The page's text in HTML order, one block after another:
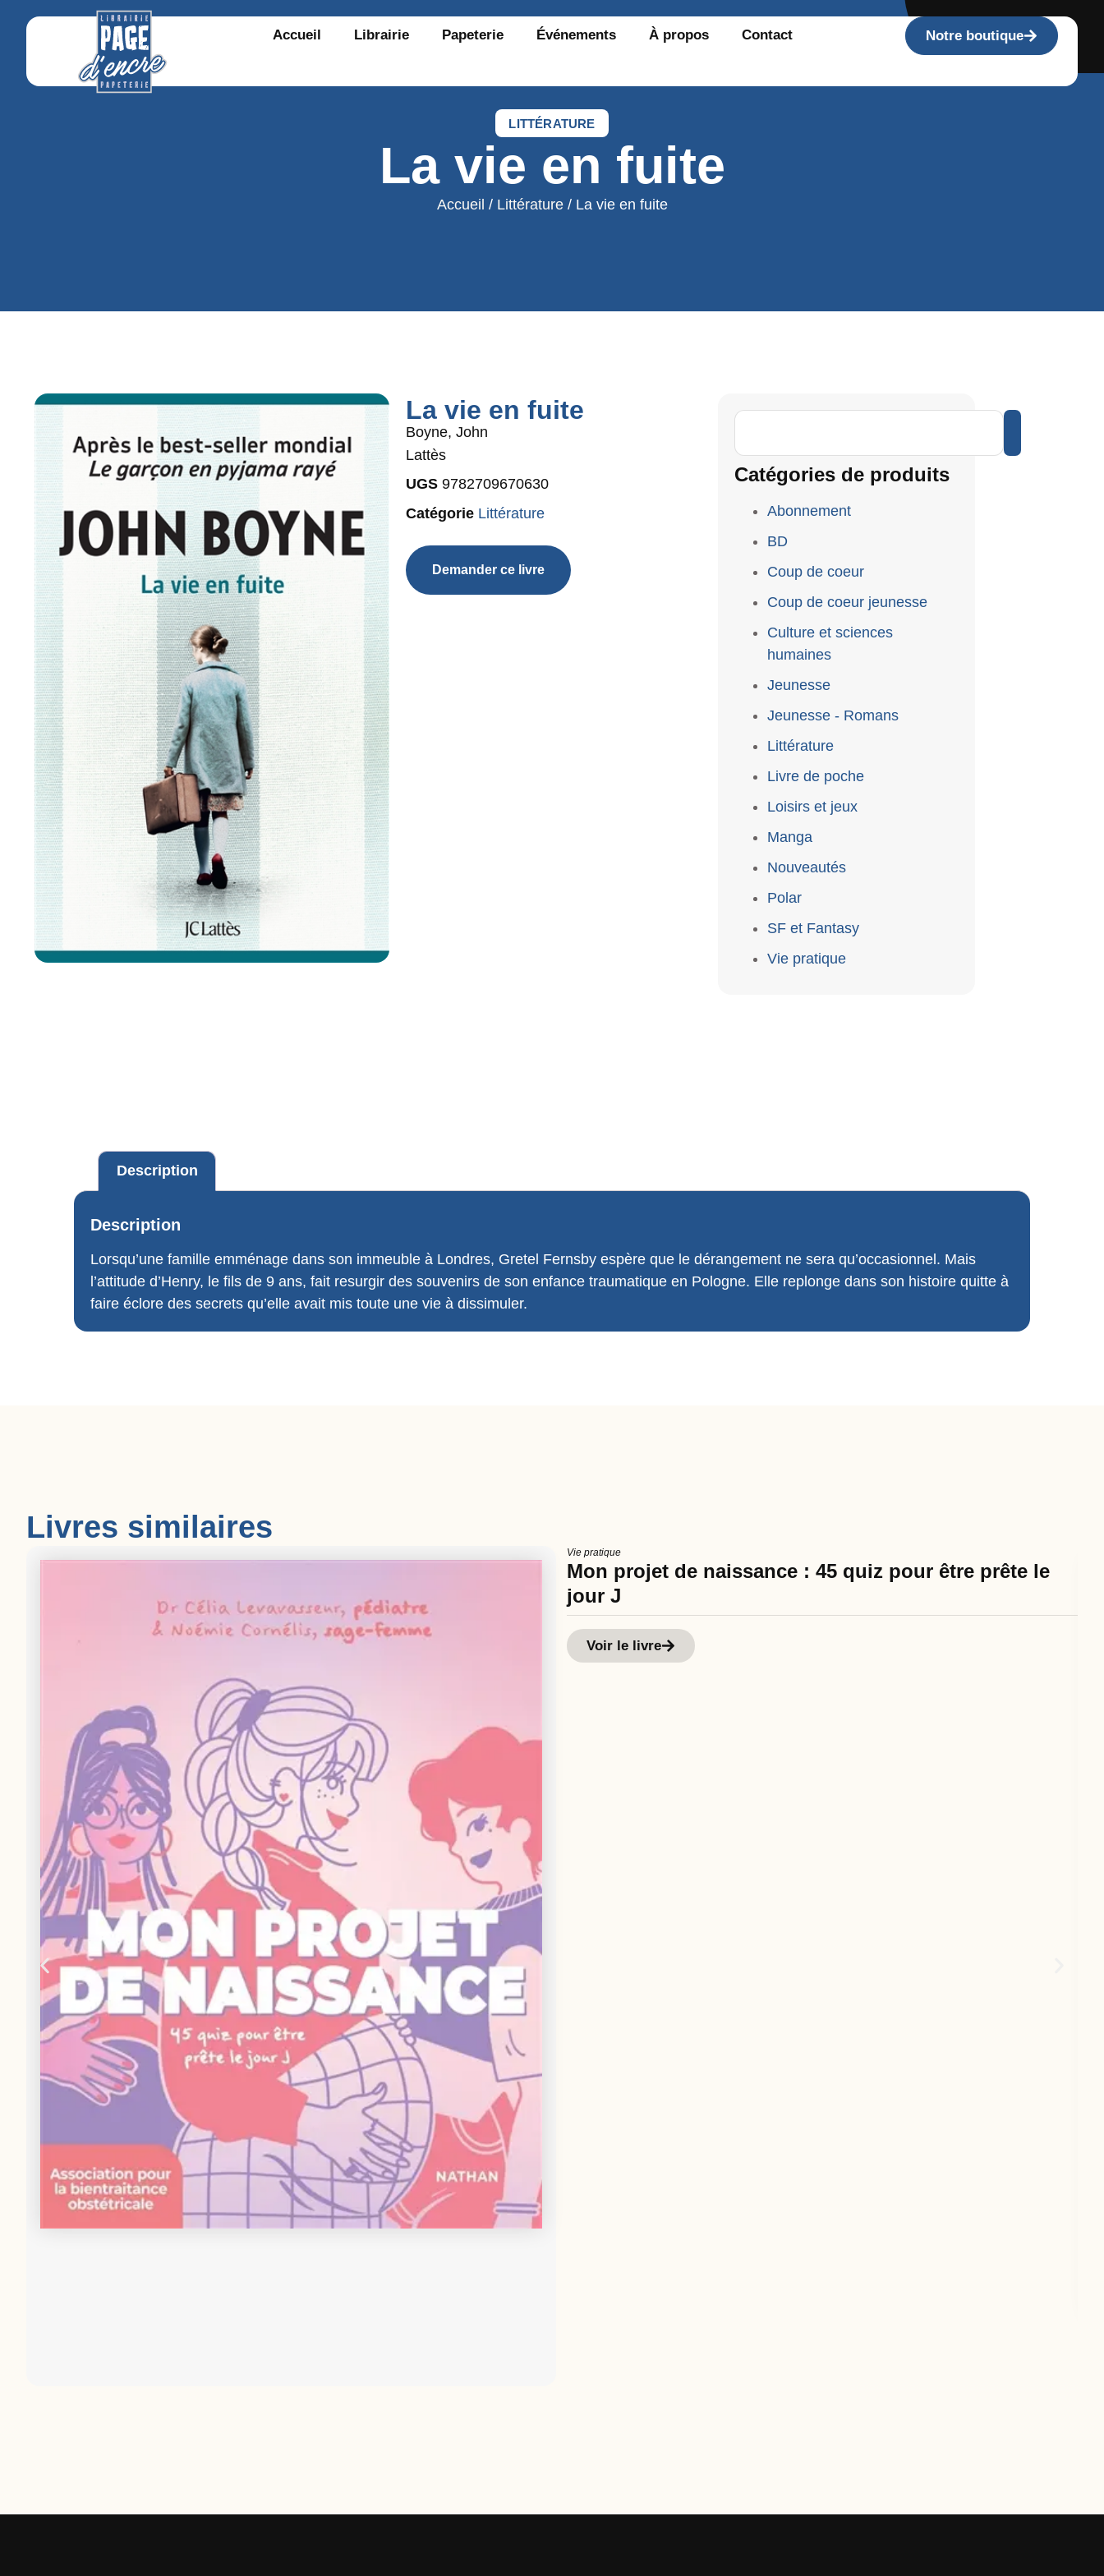
Accueil Librairie Papeterie Événements À propos Contact Notre boutique
LITTÉRATURE
La vie en fuite
Accueil / Littérature/ La vie en fuite
La vie en fuite
Boyne, John
Lattès
UGS 9782709670630
Catégorie Littérature
Demander ce livre
Catégories de produits
Abonnement
BD
Coup de coeur
Coup de coeur jeunesse
Culture et sciences
humaines
Jeunesse
Jeunesse - Romans
Littérature
Livre de poche
Loisirs et jeux
Manga
Nouveautés
Polar
SF et Fantasy
Vie pratique
Description
Description
Lorsqu’une famille emménage dans son immeuble à Londres, Gretel Fernsby espère que le dérangement ne sera qu’occasionnel. Mais
l’attitude d’Henry, le fils de 9 ans, fait resurgir des souvenirs de son enfance traumatique en Pologne. Elle replonge dans son histoire quitte à
faire éclore des secrets qu’elle avait mis toute une vie à dissimuler.
Livres similaires
Vie pratique
Mon projet de naissance : 45 quiz pour être prête le
jour J
Voir le livre